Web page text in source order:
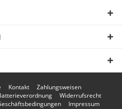
Kontakt
Zahlungsweisen
Widerrufsrecht
Impressum